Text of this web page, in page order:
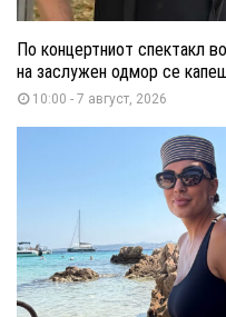
По концертниот спектакл
на заслужен одмор се
10:00 - 7 август, 2026